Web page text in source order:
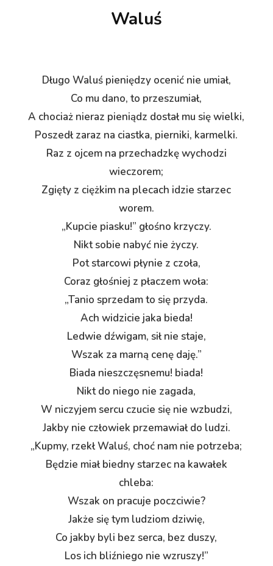
Waluś
Długo Waluś pieniędzy ocenić nie umiał,
Co mu dano, to przeszumiał,
A chociaż nieraz pieniądz dostał mu się wielki,
Poszedł zaraz na ciastka, pierniki, karmelki.
Raz z ojcem na przechadzkę wychodzi
wieczorem;
Zgięty z ciężkim na plecach idzie starzec
worem.
„Kupcie piasku!” głośno krzyczy.
Nikt sobie nabyć nie życzy.
Pot starcowi płynie z czoła,
Coraz głośniej z płaczem woła:
„Tanio sprzedam to się przyda.
Ach widzicie jaka bieda!
Ledwie dźwigam, sił nie staje,
Wszak za marną cenę daję.”
Biada nieszczęsnemu! biada!
Nikt do niego nie zagada,
W niczyjem sercu czucie się nie wzbudzi,
Jakby nie człowiek przemawiał do ludzi.
„Kupmy, rzekł Waluś, choć nam nie potrzeba;
Będzie miał biedny starzec na kawałek
chleba:
Wszak on pracuje poczciwie?
Jakże się tym ludziom dziwię,
Co jakby byli bez serca, bez duszy,
Los ich bliźniego nie wzruszy!”